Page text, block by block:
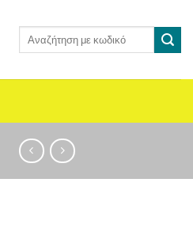
Αναζήτηση